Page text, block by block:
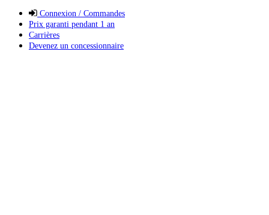
Connexion / Commandes
Prix garanti pendant 1 an
Carrières
Devenez un concessionnaire